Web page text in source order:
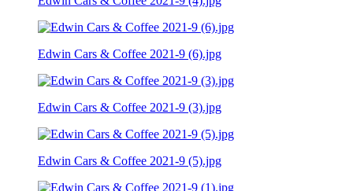
Edwin Cars & Coffee 2021-9 (6).jpg
Edwin Cars & Coffee 2021-9 (3).jpg
Edwin Cars & Coffee 2021-9 (5).jpg